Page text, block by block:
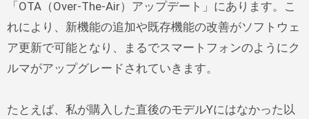
「OTA（Over-The-Air）アップデート」にあります。こ
れにより、新機能の追加や既存機能の改善がソフトウェ
ア更新で可能となり、まるでスマートフォンのようにク
ルマがアップグレードされていきます。
たとえば、私が購入した直後のモデルYにはなかった以